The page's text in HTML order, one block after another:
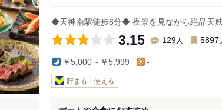
◆天神南駅徒歩6分◆ 夜景を見ながら絶品天
3.15 129人 5897
￥5,000～￥5,999 -
貯まる・使える